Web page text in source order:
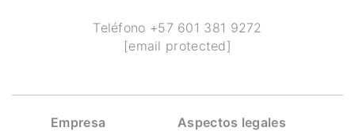
Teléfono +57 601 381 9272
[email protected]
Empresa Aspectos legales